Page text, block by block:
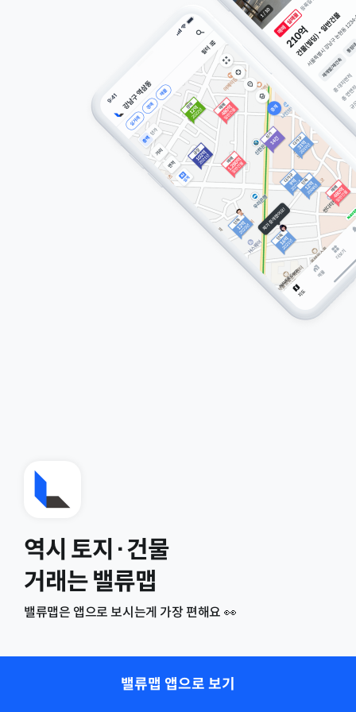
역시 토지·건물
거래는 밸류맵
밸류맵은 앱으로 보시는게 가장 편해요 👀
밸류맵 앱으로 보기